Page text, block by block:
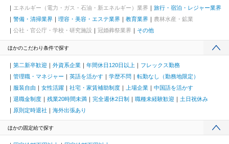
エネルギー（電力・ガス・石油・新エネルギー）業界
旅行・宿泊・レジャー業界
警備・清掃業界
理容・美容・エステ業界 教育業界
農林水産・鉱業
公社・官公庁・学校・研究施設
冠婚葬祭業界 その他
ほかのこだわり条件で探す
第二新卒歓迎 外資系企業 年間休日120日以上
フレックス勤務
管理職・マネジャー
英語を活かす 学歴不問
転勤なし（勤務地限定）
服装自由
女性活躍 社宅・家賃補助制度 上場企業
中国語を活かす
退職金制度
残業20時間未満 完全週休2日制 職種未経験歓迎
土日祝休み
原則定時退社
海外出張あり
ほかの固定給で探す